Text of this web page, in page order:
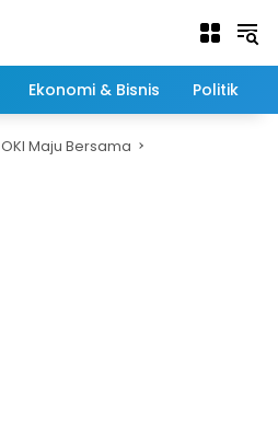
Ekonomi & Bisnis Politik
OKI Maju Bersama